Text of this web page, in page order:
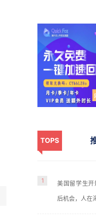
TOPS
1 美国留学生
后机会，人在